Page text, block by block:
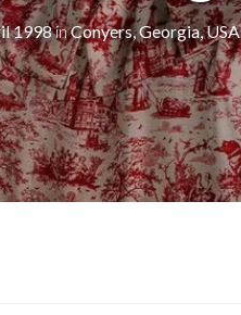
1998inConyers, Georgia, USA